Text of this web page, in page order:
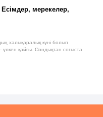
Есімдер, мерекелер,
халықаралық күні болып
қайғы. Сондықтан соғыста